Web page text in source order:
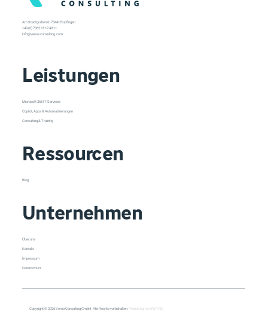
Copyright © 2026 Veroo Consulting GmbH. Alle Rechte vorbehalten. Webdesign by INSYNC.
Leistungen
Microsoft 365 IT-Services
Copilot, Apps & Automatisierungen
Consulting & Training
Unternehmen
Über uns
Kontakt
Impressum
Datenschutz
Ressourcen
Blog
Am Stadtgraben 6 | 73441 Bopfingen
+49 (0) 7362 / 8 17 49 11
info@veroo-consulting.com